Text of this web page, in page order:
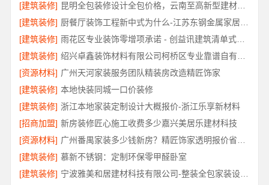
[建筑装修]
昆明全包装修设计全包价格，云南至高新型建材有限公司透明报价
[建筑装修]
[建筑装修]
雨花区专业装饰零增项承诺 - 创益讯建筑清单式全包
[建筑装修]
[资源材料] 广州天河家装服务团队精装房改造精匠饰家
[建筑装修] 本地快装同城一口价装修
[建筑装修] 浙江本地家装定制设计大概报价-浙江乐享新材料
[招商加盟] 新房装修匠心施工收费多少嘉兴美居乐建材科技
[资源材料]
[建筑装修] 慕新不锈钢：定制环保零甲醛卧室
[建筑装修]
宁波雅美和居建材科技有限公司-整装全包家装设计厨卫改造